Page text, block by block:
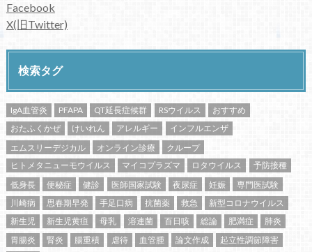
Facebook
X(旧Twitter)
検索タグ
IgA血管炎 PFAPA QT延長症候群 RSウイルス
おすすめ
おたふくかぜ
けいれん アレルギー
インフルエンザ
エムスリーデジカル
オンライン診療
クループ
ヒトメタニューモウイルス
マイコプラズマ ロタウイルス
予防接種
低身長
便秘症 健診 医師国家試験 夜尿症 妊娠
専門医試験
川崎病
思春期早発 手足口病 抗菌薬 救急
新型コロナウイルス
新生児
新生児黄疸 母乳 溶連菌 百日咳 総論 肥満症
肺炎
胃腸炎
腎炎 腸重積 虐待 血管腫 論文作成
起立性調節障害